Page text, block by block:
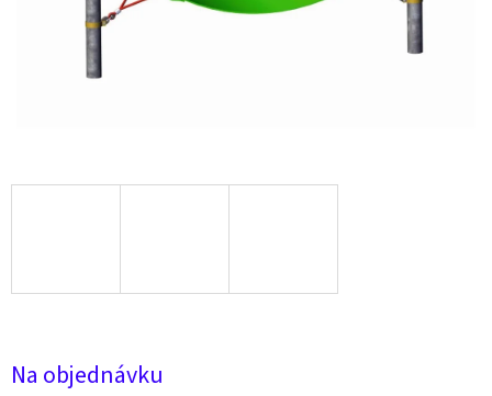
Na objednávku